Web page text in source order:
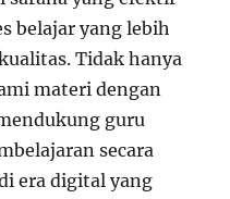
belajar yang lebih
Tidak hanya
materi dengan
guru
secara
era digital yang